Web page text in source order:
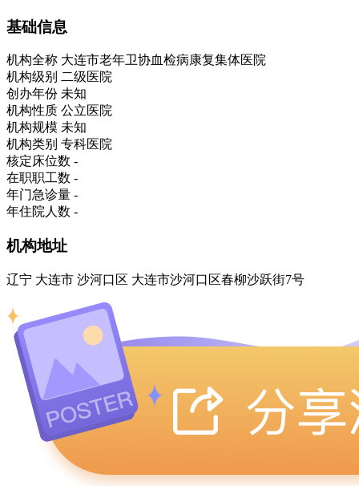
基础信息
机构全称 大连市老年卫协血检病康复集体医院
机构级别 二级医院
创办年份 未知
机构性质 公立医院
机构规模 未知
机构类别 专科医院
核定床位数 -
在职职工数 -
年门急诊量 -
年住院人数 -
机构地址
辽宁 大连市 沙河口区 大连市沙河口区春柳沙跃街7号